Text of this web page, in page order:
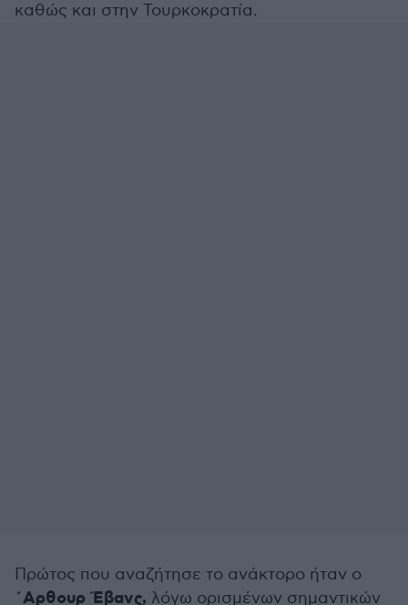
καθώς και στην Τουρκοκρατία.
Πρώτος που αναζήτησε το ανάκτορο ήταν ο
΄Αρθουρ Έβανς, λόγω ορισμένων σημαντικών